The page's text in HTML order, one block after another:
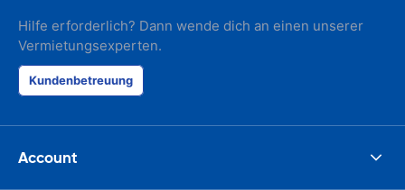
Hilfe erforderlich? Dann wende dich an einen unserer
Vermietungsexperten.
Kundenbetreuung
Account